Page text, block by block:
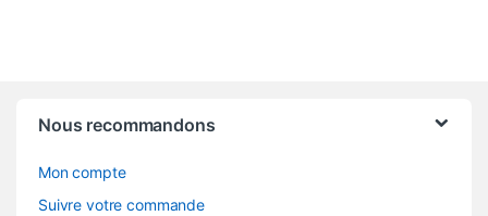
Nous recommandons
Mon compte
Suivre votre commande